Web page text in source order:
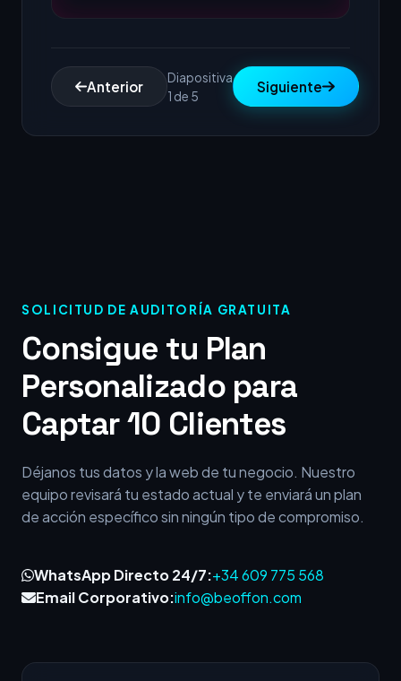
Anterior
Diapositiva
1 de 5
Siguiente
SOLICITUD DE AUDITORÍA GRATUITA
Consigue tu Plan
Personalizado para
Captar 10 Clientes
Déjanos tus datos y la web de tu negocio. Nuestro
equipo revisará tu estado actual y te enviará un plan
de acción específico sin ningún tipo de compromiso.
WhatsApp Directo 24/7:+34 609 775 568
Email Corporativo:info@beoffon.com